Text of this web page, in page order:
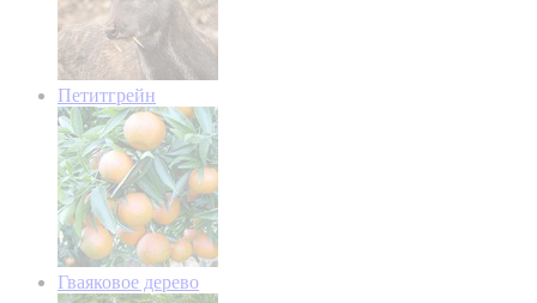
Петитгрейн
Гваяковое дерево